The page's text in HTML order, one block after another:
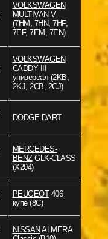
VOLKSWAGEN
MULTIVAN V
(7HM, 7HN, 7HF,
7EF, 7EM, 7EN)
VOLKSWAGEN
CADDY III
универсал (2KB,
2KJ, 2CB, 2CJ)
DODGEDART
MERCEDES-
BENZGLK-CLASS
(X204)
PEUGEOT406
купе (8C)
NISSAN ALMERA